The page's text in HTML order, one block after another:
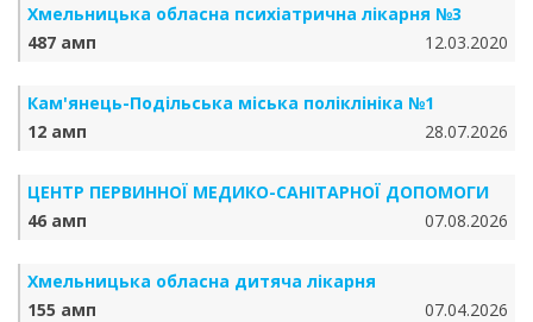
Хмельницька обласна психіатрична лікарня №3
487 амп
12.03.2020
Кам'янець-Подільська міська поліклініка №1
12 амп
28.07.2026
ЦЕНТР ПЕРВИННОЇ МЕДИКО-САНІТАРНОЇ ДОПОМОГИ
46 амп
07.08.2026
Хмельницька обласна дитяча лікарня
155 амп
07.04.2026